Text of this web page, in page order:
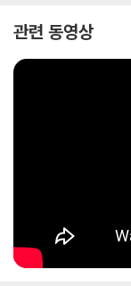
관련 동영상